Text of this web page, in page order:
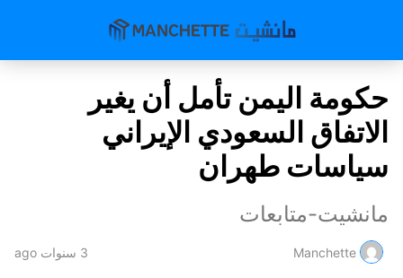
حكومة اليمن تأمل أن يغير
الاتفاق السعودي الإيراني
سياسات طهران
مانشيت-متابعات
Manchette 3 سنوات ago